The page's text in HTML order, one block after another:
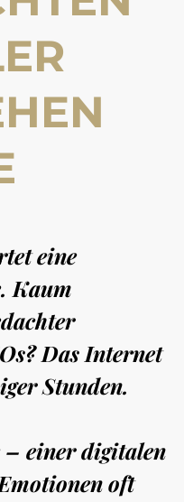
eine
Kaum
Das Internet
Stunden.
– einer digitalen
oft